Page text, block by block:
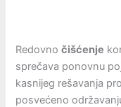
Redovnočišćenje
sprečava ponovnu
kasnijeg rešavanja
posvećeno